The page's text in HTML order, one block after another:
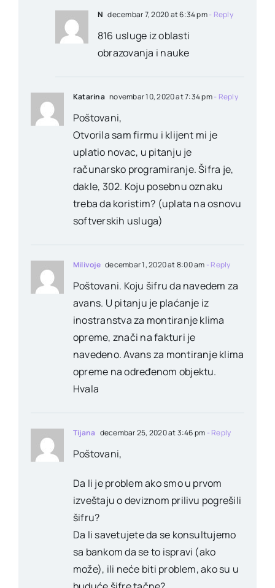
N decembar 7, 2020 at 6:34 pm- Reply
816 usluge iz oblasti
obrazovanja i nauke
Katarina novembar 10, 2020 at 7:34 pm- Reply
Poštovani,
Otvorila sam firmu i klijent mi je
uplatio novac, u pitanju je
računarsko programiranje. Šifra je,
dakle, 302. Koju posebnu oznaku
treba da koristim? (uplata na osnovu
softverskih usluga)
Milivoje decembar 1, 2020 at 8:00 am - Reply
Poštovani. Koju šifru da navedem za
avans. U pitanju je plaćanje iz
inostranstva za montiranje klima
opreme, znači na fakturi je
navedeno. Avans za montiranje klima
opreme na određenom objektu.
Hvala
Tijana decembar 25, 2020 at 3:46 pm - Reply
Poštovani,
Da li je problem ako smo u prvom
izveštaju o deviznom prilivu pogrešili
šifru?
Da li savetujete da se konsultujemo
sa bankom da se to ispravi (ako
može), ili neće biti problem, ako su u